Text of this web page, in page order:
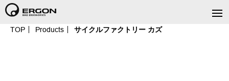
TOP Products サイクルファクトリー カズ